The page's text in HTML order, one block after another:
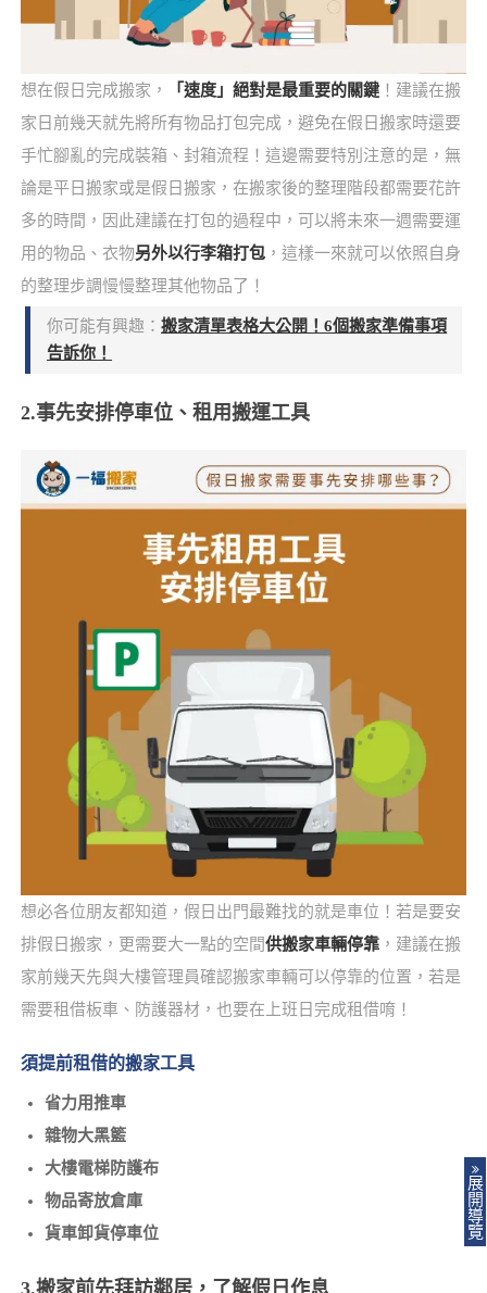
想在假日完成搬家， 「速度」絕對是最重要的關鍵！建議在搬
家日前幾天就先將所有物品打包完成，避免在假日搬家時還要
手忙腳亂的完成裝箱、封箱流程！這邊需要特別注意的是，無
論是平日搬家或是假日搬家，在搬家後的整理階段都需要花許
多的時間，因此建議在打包的過程中，可以將未來一週需要運
用的物品、衣物另外以行李箱打包，這樣一來就可以依照自身
的整理步調慢慢整理其他物品了！
你可能有興趣：搬家清單表格大公開！6個搬家準備事項
告訴你！
2.事先安排停車位、租用搬運工具
想必各位朋友都知道，假日出門最難找的就是車位！若是要安
排假日搬家，更需要大一點的空間供搬家車輛停靠，建議在搬
家前幾天先與大樓管理員確認搬家車輛可以停靠的位置，若是
需要租借板車、防護器材，也要在上班日完成租借唷！
須提前租借的搬家工具
省力用推車
雜物大黑籃
大樓電梯防護布
物品寄放倉庫
貨車卸貨停車位
3.搬家前先拜訪鄰居，了解假日作息
展
開
導
覽